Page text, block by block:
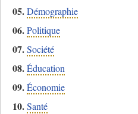
05.Démographie
06.Politique
07.Société
08.Éducation
09.Économie
10.Santé